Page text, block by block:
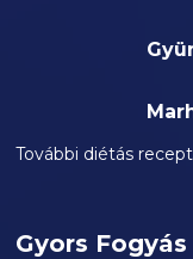
További diétás
Gyors